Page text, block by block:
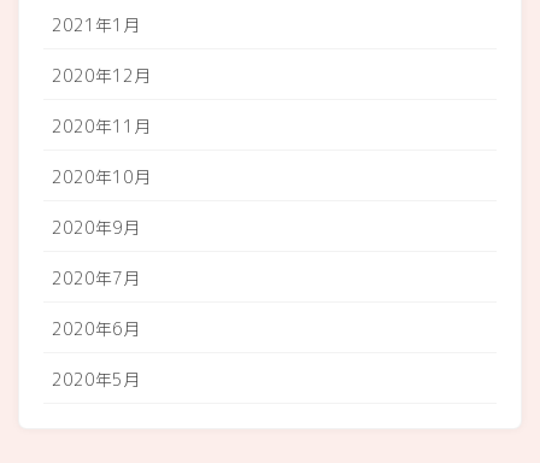
2021年1月
2020年12月
2020年11月
2020年10月
2020年9月
2020年7月
2020年6月
2020年5月